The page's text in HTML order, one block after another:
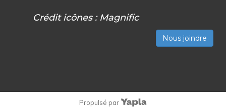
Crédit icônes : Magnific
Nous joindre
Propulsé par